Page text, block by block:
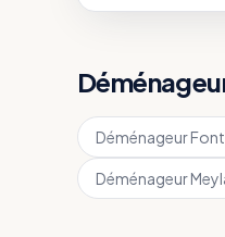
Déménageur
Déménageur